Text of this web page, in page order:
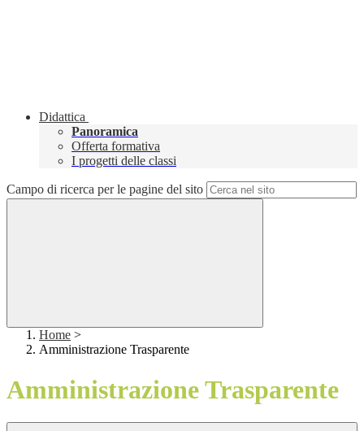
Didattica
Panoramica
Offerta formativa
I progetti delle classi
Campo di ricerca per le pagine del sito
Home >
Amministrazione Trasparente
Amministrazione Trasparente